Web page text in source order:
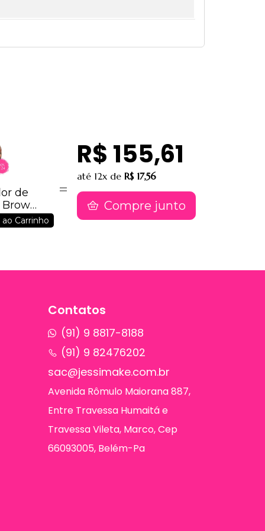
de
Brow
Carrinho
R$ 155,61
até 12x de R$ 17,56
Compre junto
Contatos
(91) 9 8817-8188
(91) 9 82476202
sac@jessimake.com.br
Avenida Rômulo Maiorana 887,
Entre Travessa Humaitá e
Travessa Vileta, Marco, Cep
66093005, Belém-Pa